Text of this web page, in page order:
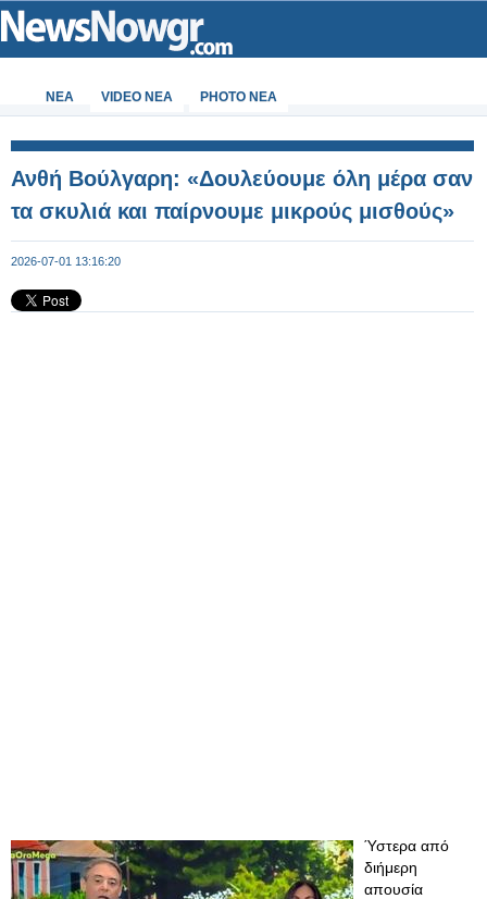
ΝΕΑ VIDEO NEA PHOTO NEA
Ανθή Βούλγαρη: «Δουλεύουμε όλη μέρα σαν
τα σκυλιά και παίρνουμε μικρούς μισθούς»
2026-07-01 13:16:20
Ύστερα από
διήμερη
απουσία